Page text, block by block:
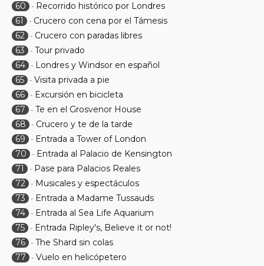
60
- Recorrido histórico por Londres
61
- Crucero con cena por el Támesis
62 - Crucero con paradas libres
63
- Tour privado
64 - Londres y Windsor en español
65 - Visita privada a pie
66 - Excursión en bicicleta
67
- Te en el Grosvenor House
68
- Crucero y te de la tarde
69
- Entrada a Tower of London
70
- Entrada al Palacio de Kensington
71
- Pase para Palacios Reales
72 - Musicales y espectáculos
73
- Entrada a Madame Tussauds
74 - Entrada al Sea Life Aquarium
75 - Entrada Ripley's, Believe it or not!
76 - The Shard sin colas
77
- Vuelo en helicópetero